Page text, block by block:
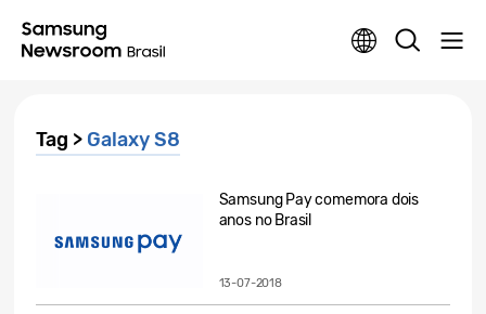
Tag > Galaxy S8
Samsung Pay comemora dois
anos no Brasil
13-07-2018